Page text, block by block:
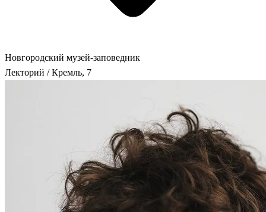
Новгородский музей-заповедник
Лекторий / Кремль, 7